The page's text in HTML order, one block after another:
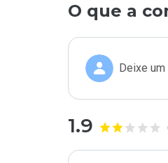
O que a
Deixe
1.9